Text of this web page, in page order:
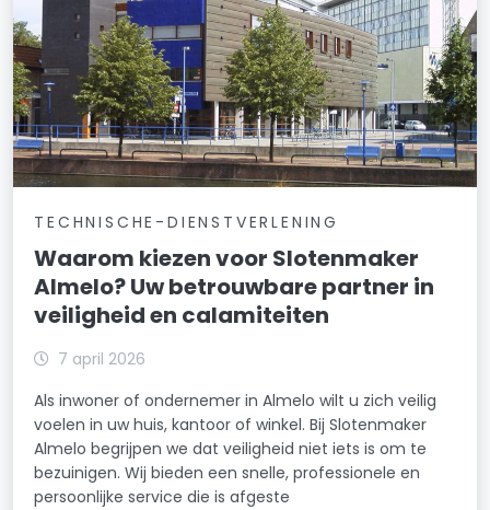
TECHNISCHE-DIENSTVERLENING
Waarom kiezen voor Slotenmaker
Almelo? Uw betrouwbare partner in
veiligheid en calamiteiten
7 april 2026
Als inwoner of ondernemer in Almelo wilt u zich veilig
voelen in uw huis, kantoor of winkel. Bij Slotenmaker
Almelo begrijpen we dat veiligheid niet iets is om te
bezuinigen. Wij bieden een snelle, professionele en
persoonlijke service die is afgeste